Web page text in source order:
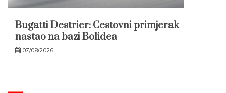
Bugatti Destrier: Cestovni primjerak
nastao na bazi Bolidea
07/08/2026